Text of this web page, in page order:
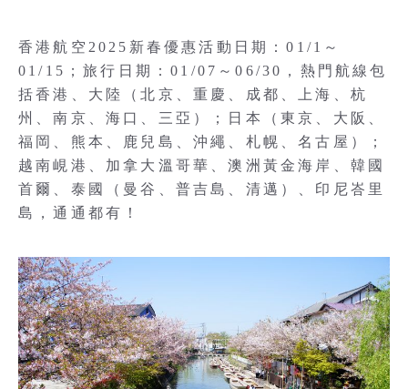
香港航空2025新春優惠活動日期：01/1～
01/15；旅行日期：01/07～06/30，熱門航線包
括香港、大陸（北京、重慶、成都、上海、杭
州、南京、海口、三亞）；日本（東京、大阪、
福岡、熊本、鹿兒島、沖繩、札幌、名古屋）；
越南峴港、加拿大溫哥華、澳洲黃金海岸、韓國
首爾、泰國（曼谷、普吉島、清邁）、印尼峇里
島，通通都有！